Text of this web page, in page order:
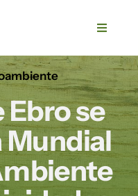
Toggle
se
Mundial